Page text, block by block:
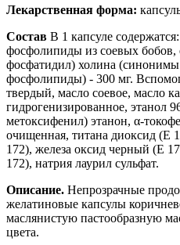
Лекарственная форма:
Состав В 1 капсуле
фосфолипиды из соевых бобов,
фосфатидил) холина
фосфолипиды) - 300 мг.
твердый, масло соевое, масло
гидрогенизированное, этанол
метоксифенил) этанон, α-
очищенная, титана диоксид (Е
172), железа оксид черный (Е
172), натрия лаурил сульфат.
Описание. Непрозрачные
желатиновые капсулы
маслянистую пастообразную
цвета.